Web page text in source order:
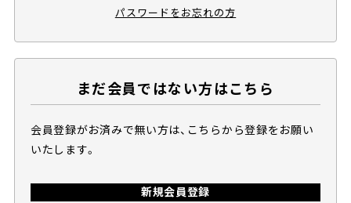
パスワードをお忘れの方
まだ会員ではない方はこちら
会員登録がお済みで無い方は、こちらから登録をお願い
いたします。
新規会員登録